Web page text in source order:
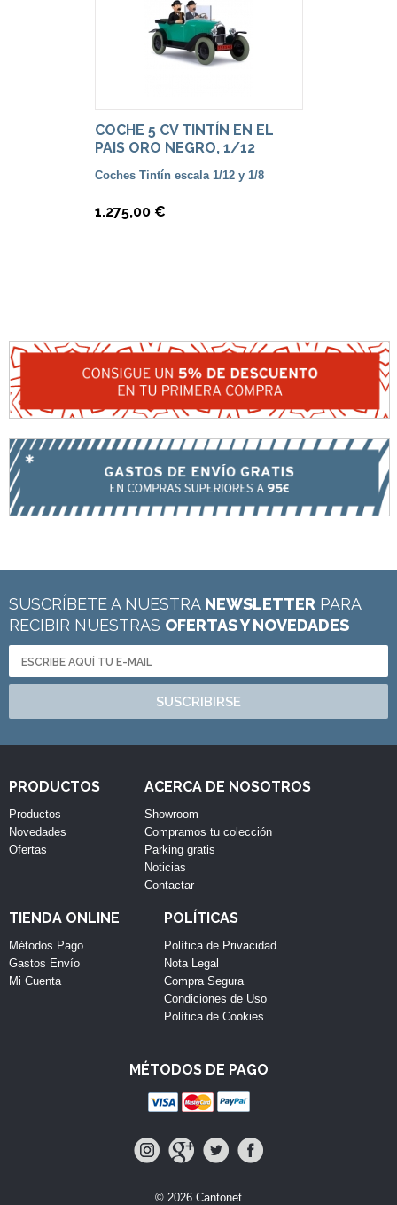
COCHE 5 CV TINTÍN EN EL
PAIS ORO NEGRO, 1/12
Coches Tintín escala 1/12 y 1/8
1.275,00 €
SUSCRÍBETE A NUESTRA NEWSLETTER PARA
RECIBIR NUESTRAS OFERTAS Y NOVEDADES
SUSCRIBIRSE
PRODUCTOS
Productos
Novedades
Ofertas
ACERCA DE NOSOTROS
Showroom
Compramos tu colección
Parking gratis
Noticias
Contactar
TIENDA ONLINE
Métodos Pago
Gastos Envío
Mi Cuenta
POLÍTICAS
Política de Privacidad
Nota Legal
Compra Segura
Condiciones de Uso
Política de Cookies
MÉTODOS DE PAGO
© 2026 Cantonet